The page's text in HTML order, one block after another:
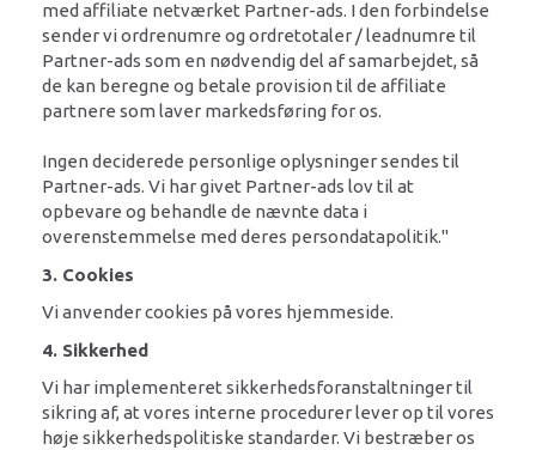
med affiliate netværket Partner-ads. I den forbindelse
sender vi ordrenumre og ordretotaler / leadnumre til
Partner-ads som en nødvendig del af samarbejdet, så
de kan beregne og betale provision til de affiliate
partnere som laver markedsføring for os.
Ingen deciderede personlige oplysninger sendes til
Partner-ads. Vi har givet Partner-ads lov til at
opbevare og behandle de nævnte data i
overenstemmelse med deres persondatapolitik."
3. Cookies
Vi anvender cookies på vores hjemmeside.
4. Sikkerhed
Vi har implementeret sikkerhedsforanstaltninger til
sikring af, at vores interne procedurer lever op til vores
høje sikkerhedspolitiske standarder. Vi bestræber os